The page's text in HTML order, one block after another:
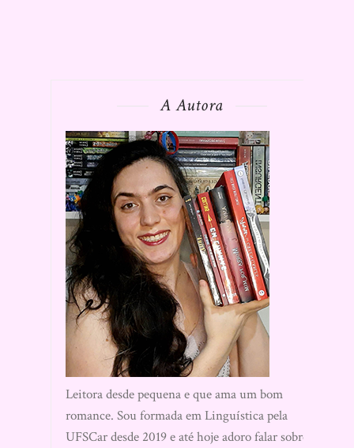
A Autora
Leitora desde pequena e que ama um bom
romance. Sou formada em Linguística pela
UFSCar desde 2019 e até hoje adoro falar sobre